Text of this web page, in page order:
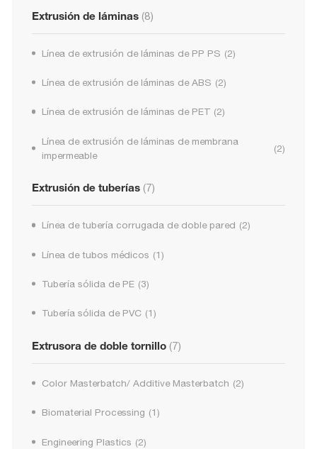
Extrusión de láminas (8)
Línea de extrusión de láminas de PP PS (2)
Línea de extrusión de láminas de ABS (2)
Línea de extrusión de láminas de PET (2)
Línea de extrusión de láminas de membrana
impermeable
(2)
Extrusión de tuberías (7)
Línea de tubería corrugada de doble pared (2)
Línea de tubos médicos (1)
Tubería sólida de PE (3)
Tubería sólida de PVC (1)
Extrusora de doble tornillo (7)
Color Masterbatch/ Additive Masterbatch (2)
Biomaterial Processing (1)
Engineering Plastics (2)